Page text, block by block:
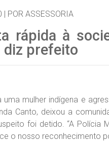
| POR ASSESSORIA
rápida à
diz prefeito
mulher indígena e
Canto, deixou a
foi detido. “A Polícia
o nosso reconhecimento